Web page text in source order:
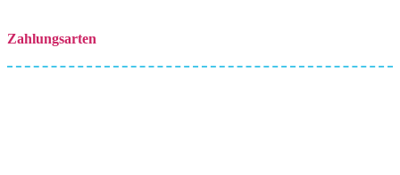
Zahlungsarten